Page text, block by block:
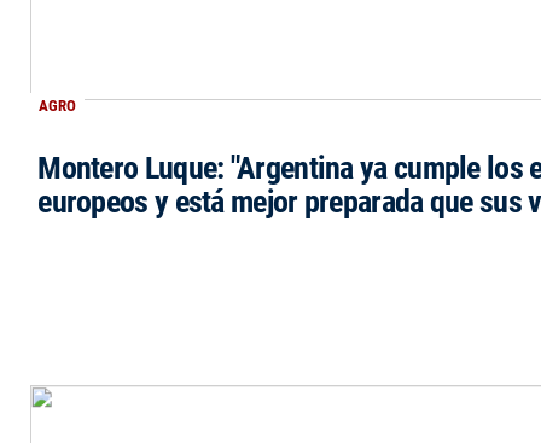
AGRO
Montero Luque: "Argentina ya cumple los
europeos y está mejor preparada que sus